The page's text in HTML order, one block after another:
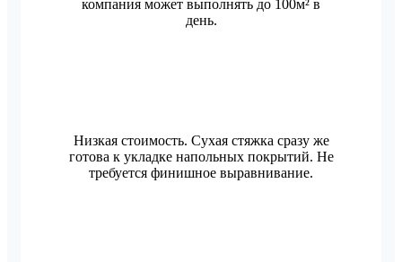
компания может выполнять до 100м² в
день.
Низкая стоимость. Сухая стяжка сразу же
готова к укладке напольных покрытий. Не
требуется финишное выравнивание.